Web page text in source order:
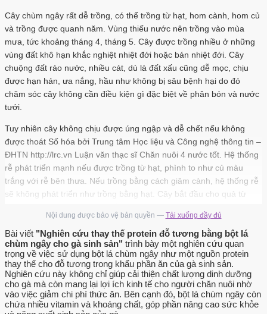
Cây chùm ngây rất dễ trồng, có thể trồng từ hạt, hom cành, hom củ
và trồng được quanh năm. Vùng thiếu nước nên trồng vào mùa
mưa, tức khoảng tháng 4, tháng 5. Cây được trồng nhiều ở những
vùng đất khô hạn khắc nghiệt nhiệt đới hoặc bán nhiệt đới. Cây
chuộng đất ráo nước, nhiều cát, dù là đất xấu cũng dễ mọc, chịu
được hạn hán, ưa nắng, hầu như không bị sâu bệnh hại do đó
chăm sóc cây không cần điều kiện gì đặc biệt về phân bón và nước
tưới.
Tuy nhiên cây không chịu được úng ngập và dễ chết nếu không
được thoát Số hóa bởi Trung tâm Học liệu và Công nghệ thông tin –
ĐHTN http://lrc.vn Luận văn thạc sĩ Chăn nuôi 4 nước tốt. Hệ thống
rễ phát triển mạnh nếu được trồng từ hạt, phình to như củ màu
trắng với rễ bên thưa. Nếu trồng bằng cách giâm cành, hệ thống rễ
sẽ không phát triển như trồng bằng hạt. Cây bắt đầu cho quả từ
Gỗ chùm ngây khá mềm, giòn nên thân cành dễ bị gãy trong mưa
bão. Do đó nếu trồng cây để khai thác sử dụng người trồng thường
cắt ngọn cây khi đạt độ cao nhất định, vừa tiện thu hái; vừa kích
thích cây đâm tược, nảy cành theo cấp số nhân như tán dù; vừa
hạn chế thiệt hại do gãy đổ. Ở Việt Nam cây trổ hoa tập trung chủ
yếu từ tháng 1 đến tháng 2 hàng năm. Cây ra hoa rất sớm, thường
ra ngay trong năm đầu tiên, khoảng 6 tháng sau khi trồng.
Nội dung được bảo vệ bản quyền — Tải xuống đầy đủ
Bài viết "Nghiên cứu thay thế protein đỗ tương bằng bột lá
chùm ngây cho gà sinh sản" trình bày một nghiên cứu quan
trọng về việc sử dụng bột lá chùm ngây như một nguồn protein
thay thế cho đỗ tương trong khẩu phần ăn của gà sinh sản.
Nghiên cứu này không chỉ giúp cải thiện chất lượng dinh dưỡng
cho gà mà còn mang lại lợi ích kinh tế cho người chăn nuôi nhờ
vào việc giảm chi phí thức ăn. Bên cạnh đó, bột lá chùm ngây còn
chứa nhiều vitamin và khoáng chất, góp phần nâng cao sức khỏe